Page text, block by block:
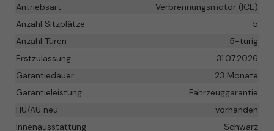
Antriebsart
Verbrennungsmotor (ICE)
Anzahl Sitzplätze
5
Anzahl Türen
5-türig
Erstzulassung
31.07.2026
Garantiedauer
23 Monate
Garantieleistung
Fahrzeuggarantie
HU/AU neu
vorhanden
Innenausstattung
Schwarz